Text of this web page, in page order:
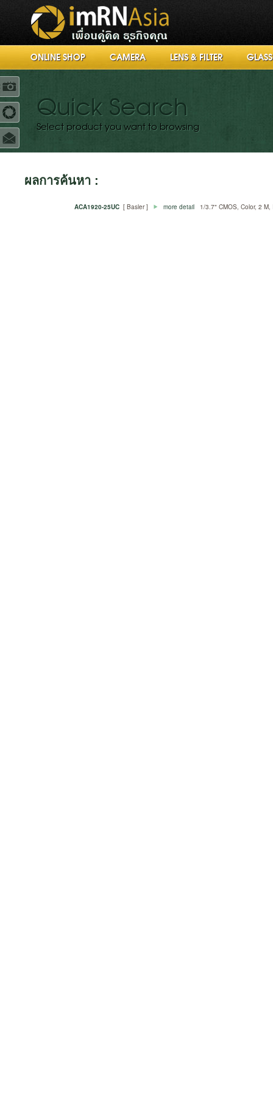
ONLINE SHOP CAMERA LENS & FILTER
Quick Search
Select product you want to browsing
ผลการค้นหา :
ACA1920-25UC [ Basler ] more detail 1/3.7" CMOS, Color, 2